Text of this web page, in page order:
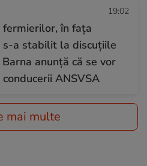
19:02
în fața
s-a stabilit la discuțiile
anunță că se vor
ANSVSA
mai multe